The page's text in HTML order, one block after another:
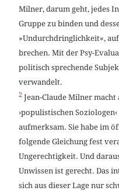
Milner, darum geht, jedes
Gruppe zu binden und
»Undurchdringlichkeit«,
brechen. Mit der Psy-
politisch sprechende
verwandelt.
2 Jean-Claude Milner
›populistischen
aufmerksam. Sie habe im
folgende Gleichung fest
Ungerechtigkeit. Und
Unwissen ist gerecht. Das
sich aus dieser Lage nur